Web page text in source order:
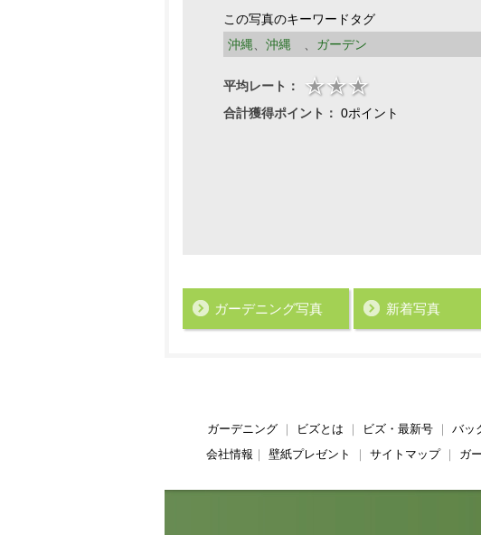
この写真のキーワードタグ
沖縄
沖縄 ガーデン
平均レート：
合計獲得ポイント： 0ポイント
ガーデニング写真 新着写真
ガーデニング｜ ビズとは ビズ・最新号｜ バッ
会社情報
壁紙プレゼント サイトマップ｜ ガ